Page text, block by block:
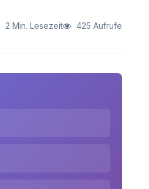
2 Min. Lesezeit 425 Aufrufe